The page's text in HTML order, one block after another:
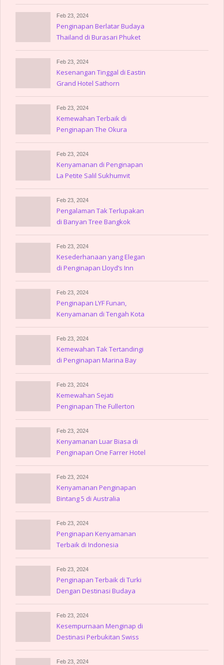
Feb 23, 2024
Penginapan Berlatar Budaya
Thailand di Burasari Phuket
Feb 23, 2024
Kesenangan Tinggal di Eastin
Grand Hotel Sathorn
Feb 23, 2024
Kemewahan Terbaik di
Penginapan The Okura
Feb 23, 2024
Kenyamanan di Penginapan
La Petite Salil Sukhumvit
Feb 23, 2024
Pengalaman Tak Terlupakan
di Banyan Tree Bangkok
Feb 23, 2024
Kesederhanaan yang Elegan
di Penginapan Lloyd’s Inn
Feb 23, 2024
Penginapan LYF Funan,
Kenyamanan di Tengah Kota
Feb 23, 2024
Kemewahan Tak Tertandingi
di Penginapan Marina Bay
Feb 23, 2024
Kemewahan Sejati
Penginapan The Fullerton
Feb 23, 2024
Kenyamanan Luar Biasa di
Penginapan One Farrer Hotel
Feb 23, 2024
Kenyamanan Penginapan
Bintang 5 di Australia
Feb 23, 2024
Penginapan Kenyamanan
Terbaik di Indonesia
Feb 23, 2024
Penginapan Terbaik di Turki
Dengan Destinasi Budaya
Feb 23, 2024
Kesempurnaan Menginap di
Destinasi Perbukitan Swiss
Feb 23, 2024